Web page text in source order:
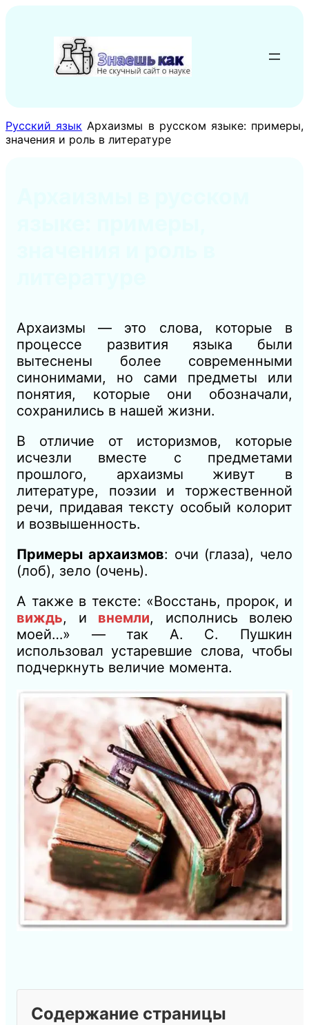
содержимому
Русский язык Архаизмы в русском языке: примеры,
значения и роль в литературе
Архаизмы — это слова, которые в
процессе развития языка были
вытеснены более современными
синонимами, но сами предметы или
понятия, которые они обозначали,
сохранились в нашей жизни.
В отличие от историзмов, которые
исчезли вместе с предметами
прошлого, архаизмы живут в
литературе, поэзии и торжественной
речи, придавая тексту особый колорит
и возвышенность.
Примеры архаизмов: очи (глаза), чело
(лоб), зело (очень).
А также в тексте: «Восстань, пророк, и
виждь, и внемли, исполнись волею
моей…» — так А. С. Пушкин
использовал устаревшие слова, чтобы
подчеркнуть величие момента.
Содержание страницы